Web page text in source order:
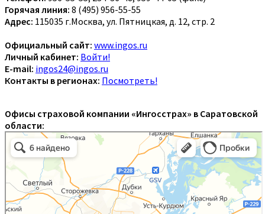
Горячая линия: 8 (495) 956-55-55
Адрес: 115035 г.Москва, ул. Пятницкая, д. 12, стр. 2
Официальный сайт: www.ingos.ru
Личный кабинет: Войти!
E-mail: ingos24@ingos.ru
Контакты в регионах: Посмотреть!
Офисы страховой компании «Ингосстрах» в Саратовской
области: